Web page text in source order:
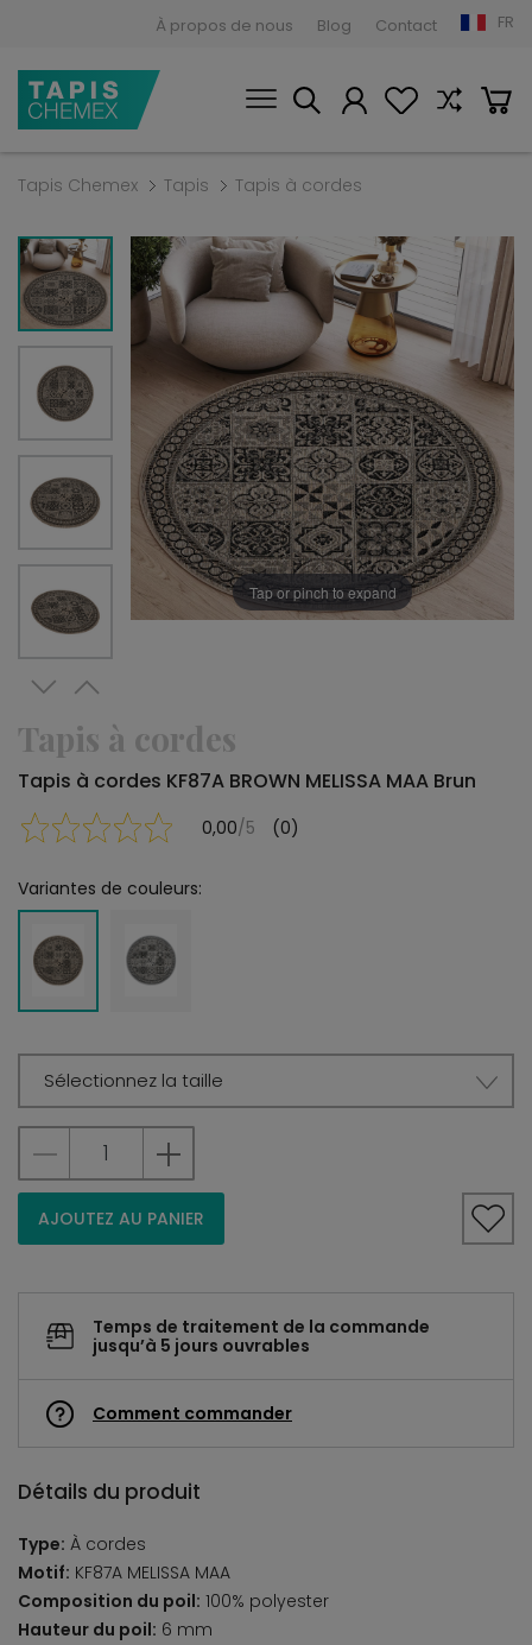
À propos de nous Blog Contact FR
Tapis Chemex Tapis Tapis à cordes
Tap or pinch to expand
Tapis à cordes
Tapis à cordes KF87A BROWN MELISSA MAA Brun
0,00/5 (0)
Variantes de couleurs:
Sélectionnez la taille
AJOUTEZ AU PANIER
Temps de traitement de la commande
jusqu’à 5 jours ouvrables
Comment commander
Détails du produit
Type: À cordes
Motif: KF87A MELISSA MAA
Composition du poil: 100% polyester
Hauteur du poil: 6 mm